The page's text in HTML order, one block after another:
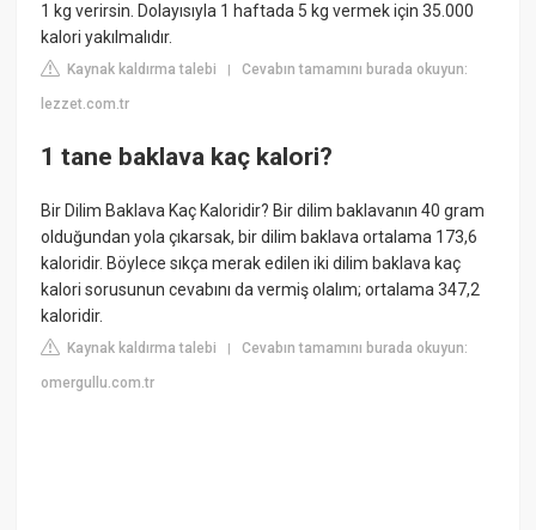
1 kg verirsin. Dolayısıyla 1 haftada 5 kg vermek için 35.000
kalori yakılmalıdır.
Kaynak kaldırma talebi |Cevabın tamamını burada okuyun:
lezzet.com.tr
1 tane baklava kaç kalori?
Bir Dilim Baklava Kaç Kaloridir? Bir dilim baklavanın 40 gram
olduğundan yola çıkarsak, bir dilim baklava ortalama 173,6
kaloridir. Böylece sıkça merak edilen iki dilim baklava kaç
kalori sorusunun cevabını da vermiş olalım; ortalama 347,2
kaloridir.
Kaynak kaldırma talebi |Cevabın tamamını burada okuyun:
omergullu.com.tr